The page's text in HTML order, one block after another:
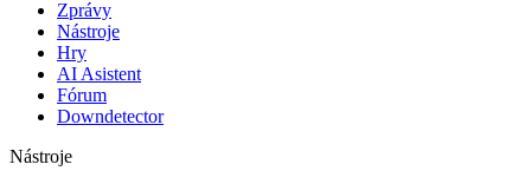
Zprávy
Nástroje
Hry
AI Asistent
Fórum
Downdetector
Nástroje